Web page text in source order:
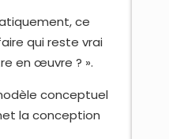
ce
qui reste vrai
en œuvre ? ».
conceptuel
la conception